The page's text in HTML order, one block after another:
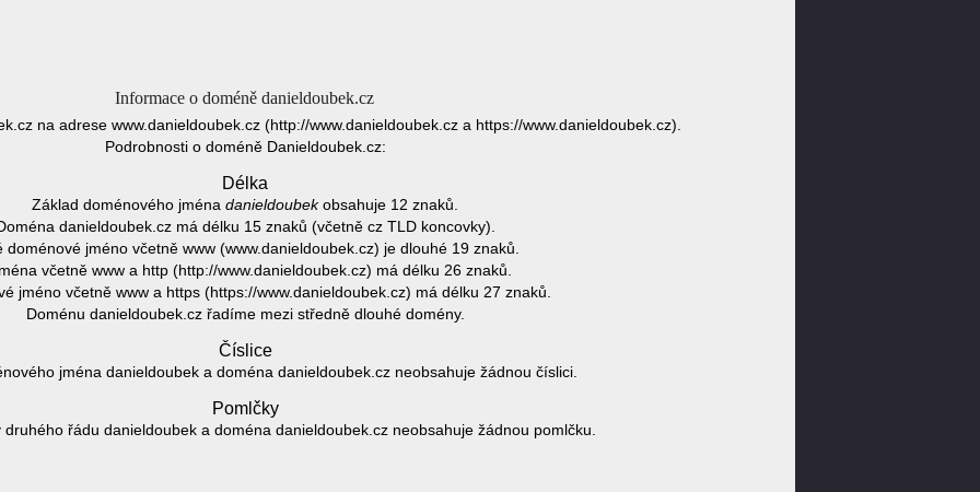
Informace o doméně danieldoubek.cz
na adrese www.danieldoubek.cz (http://www.danieldoubek.cz a https://www.danieldoubek.cz).
Podrobnosti o doméně Danieldoubek.cz:
Délka
Základ doménového jména danieldoubekobsahuje 12 znaků.
danieldoubek.cz má délku 15 znaků (včetně cz TLD koncovky).
doménové jméno včetně www (www.danieldoubek.cz) je dlouhé 19 znaků.
včetně www a http (http://www.danieldoubek.cz) má délku 26 znaků.
jméno včetně www a https (https://www.danieldoubek.cz) má délku 27 znaků.
Doménu danieldoubek.cz řadíme mezi středně dlouhé domény.
Číslice
jména danieldoubek a doména danieldoubek.cz neobsahuje žádnou číslici.
Pomlčky
řádu danieldoubek a doména danieldoubek.cz neobsahuje žádnou pomlčku.